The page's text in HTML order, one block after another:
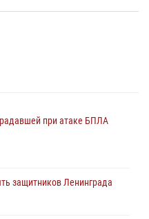
при атаке БПЛА
защитников Ленинграда